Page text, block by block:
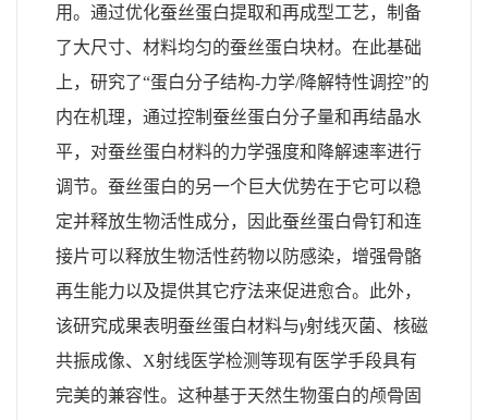
用。通过优化蚕丝蛋白提取和再成型工艺，制备
了大尺寸、材料均匀的蚕丝蛋白块材。在此基础
上，研究了“蛋白分子结构-力学/降解特性调控”的
内在机理，通过控制蚕丝蛋白分子量和再结晶水
平，对蚕丝蛋白材料的力学强度和降解速率进行
调节。蚕丝蛋白的另一个巨大优势在于它可以稳
定并释放生物活性成分，因此蚕丝蛋白骨钉和连
接片可以释放生物活性药物以防感染，增强骨骼
再生能力以及提供其它疗法来促进愈合。此外，
该研究成果表明蚕丝蛋白材料与γ射线灭菌、核磁
共振成像、 X射线医学检测等现有医学手段具有
完美的兼容性。这种基于天然生物蛋白的颅骨固